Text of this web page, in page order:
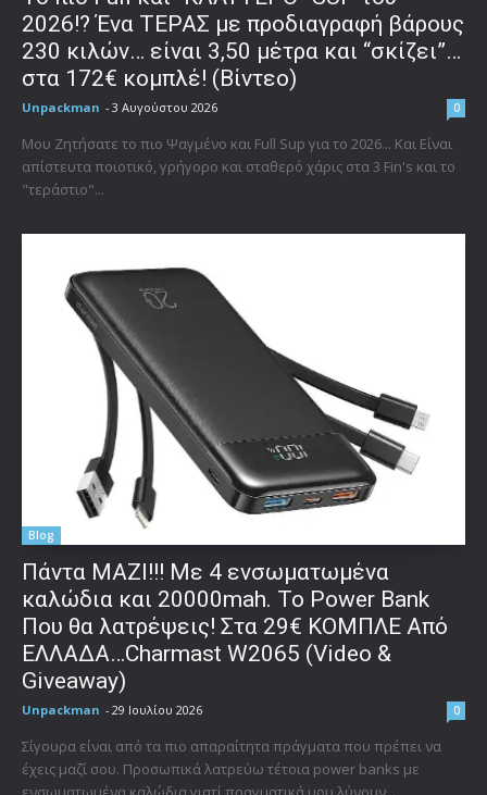
2026!? Ένα ΤΕΡΑΣ με προδιαγραφή βάρους
230 κιλών… είναι 3,50 μέτρα και “σκίζει”…
στα 172€ κομπλέ! (Βίντεο)
Unpackman - 3 Αυγούστου 2026 0
Μου Ζητήσατε το πιο Ψαγμένο και Full Sup για το 2026... Και Είναι
απίστευτα ποιοτικό, γρήγορο και σταθερό χάρις στα 3 Fin's και το
"τεράστιο"...
Blog
Πάντα ΜΑΖΙ!!! Με 4 ενσωματωμένα
καλώδια και 20000mah. Το Power Bank
Που θα λατρέψεις! Στα 29€ ΚΟΜΠΛΕ Από
ΕΛΛΑΔΑ…Charmast W2065 (Video &
Giveaway)
Unpackman - 29 Ιουλίου 2026 0
Σίγουρα είναι από τα πιο απαραίτητα πράγματα που πρέπει να
έχεις μαζί σου. Προσωπικά λατρεύω τέτοια power banks με